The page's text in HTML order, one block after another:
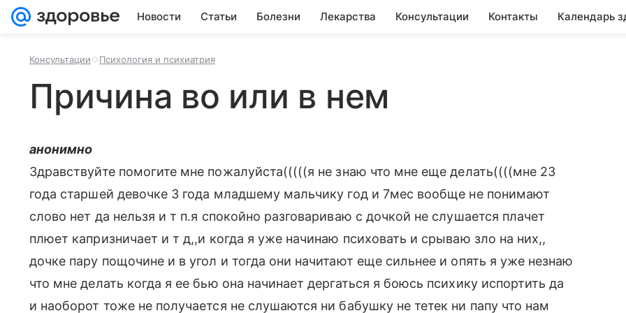
Новости Статьи Болезни Лекарства Консультации Контакты Календарь
Консультации Психология и психиатрия
Причина во или в нем
анонимно
Здравствуйте помогите мне пожалуйста(((((я не знаю что мне еще делать((((мне 23
года старшей девочке 3 года младшему мальчику год и 7мес вообще не понимают
слово нет да нельзя и т п.я спокойно разговариваю с дочкой не слушается плачет
плюет капризничает и т д,,и когда я уже начинаю психовать и срываю зло на них,,
дочке пару пощочине и в угол и тогда они начитают еще сильнее и опять я уже незнаю
что мне делать когда я ее бью она начинает дергаться я боюсь психику испортить да
и наоборот тоже не получается не слушаются ни бабушку не тетек ни папу что нам